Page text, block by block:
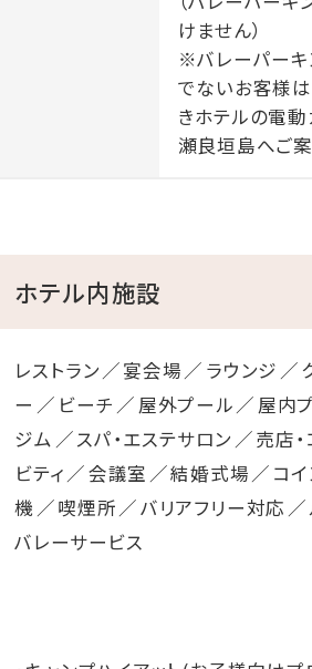
けません）
※バレーパーキ
でないお客様
きホテルの電
瀬良垣島へご案
ホテル内施設
レストラン 宴会場 ラウンジ
ー
ビーチ 屋外プール 屋内
ジム
スパ・エステサロン 売店
ビティ
会議室 結婚式場 コ
機
喫煙所 バリアフリー対応
バレーサービス